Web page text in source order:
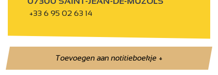
+33 6 95 02 63 14
Toevoegen aan notitieboekje+